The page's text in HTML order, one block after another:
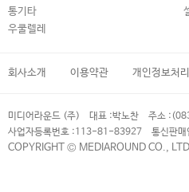
통기타
우쿨렐레
회사소개 이용약관 개인정보처
미디어라운드 (주) 대표 :박노찬 주소 :
사업자등록번호 :113-81-83927 통신판매
COPYRIGHT © MEDIAROUND CO.,